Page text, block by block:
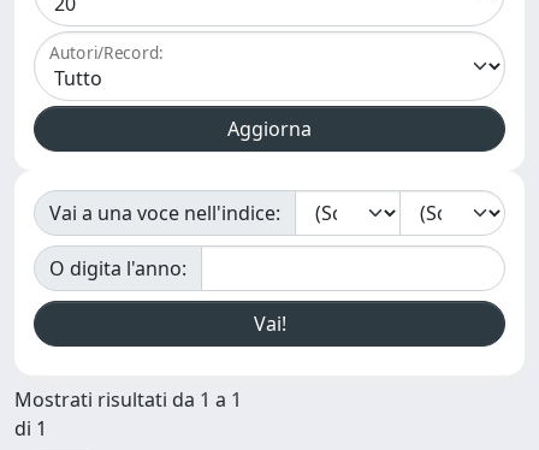
Autori/Record:
Vai a una voce nell'indice:
O digita l'anno:
Mostrati risultati da 1 a 1
di 1